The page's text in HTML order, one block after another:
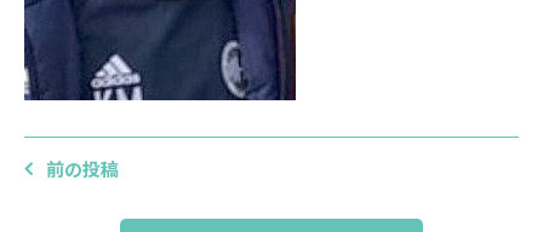
前の投稿